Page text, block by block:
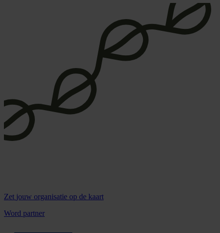
Zet jouw organisatie op de kaart
Word partner